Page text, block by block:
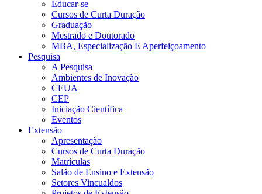
Educar-se
Cursos de Curta Duração
Graduação
Mestrado e Doutorado
MBA, Especialização E Aperfeiçoamento
Pesquisa
A Pesquisa
Ambientes de Inovação
CEUA
CEP
Iniciação Científica
Eventos
Extensão
Apresentação
Cursos de Curta Duração
Matrículas
Salão de Ensino e Extensão
Setores Vincualdos